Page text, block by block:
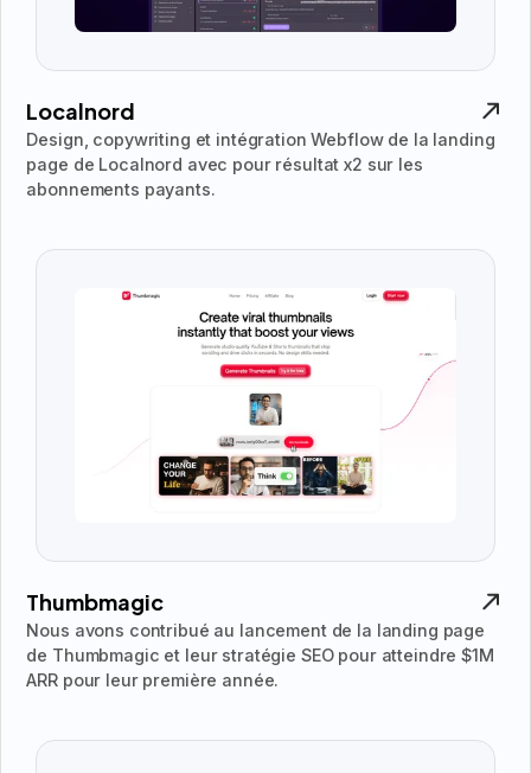
Localnord
Design, copywriting et intégration Webflow de la landing
page de Localnord avec pour résultat x2 sur les
abonnements payants.
Thumbmagic
Nous avons contribué au lancement de la landing page
de Thumbmagic et leur stratégie SEO pour atteindre $1M
ARR pour leur première année.